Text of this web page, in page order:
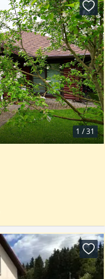
1 /31